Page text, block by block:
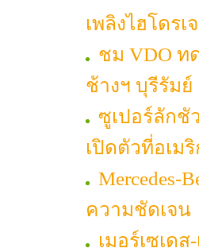
เพลิงไฮโดรเ
ชม VDO ท
ช้างฯ บุรีรัมย์
ซูเปอร์ลักชั
เปิดตัวที่อเม
Mercedes-
ความชัดเจน
เมอร์เซเด